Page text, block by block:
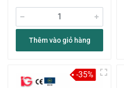
Thêm vào giỏ hàng
-35%